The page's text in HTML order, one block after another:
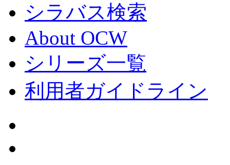
シラバス検索
About OCW
シリーズ一覧
利用者ガイドライン